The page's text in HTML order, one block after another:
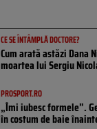
CE SE ÎNTÂMPLĂ DOCTORE?
Cum arată astăzi Dana
moartea lui Sergiu
PROSPORT.RO
„Îmi iubesc formele”.
în costum de baie